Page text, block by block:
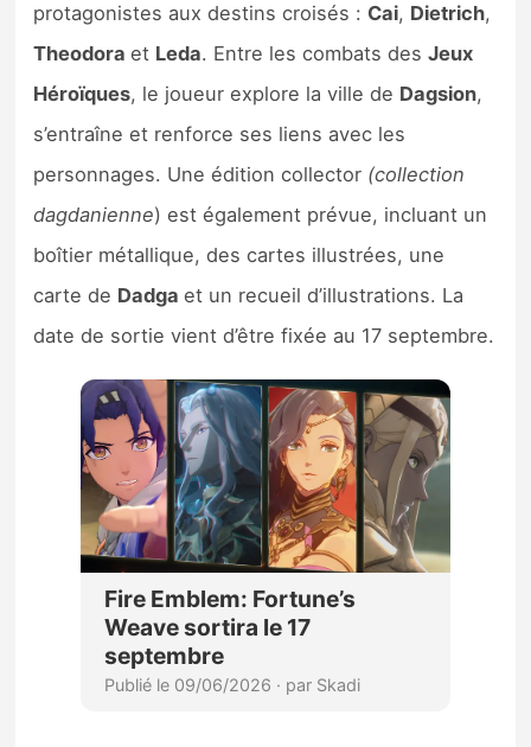
protagonistes aux destins croisés : Cai, Dietrich,
Theodoraet Leda. Entre les combats desJeux
Héroïques, le joueur explore la ville de Dagsion,
s’entraîne et renforce ses liens avec les
personnages. Une édition collector (collection
dagdanienne) est également prévue, incluant un
boîtier métallique, des cartes illustrées, une
carte de Dadgaet un recueil d’illustrations. La
date de sortie vient d’être fixée au 17 septembre.